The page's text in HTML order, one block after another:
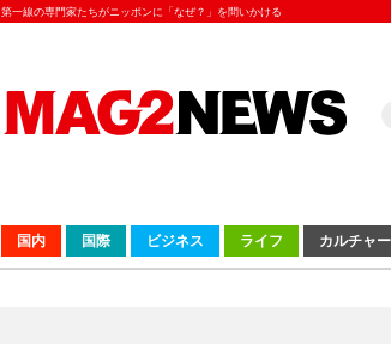
第一線の専門家たちがニッポンに「なぜ？」を問いかける
国内 国際 ビジネス ライフ カルチャー